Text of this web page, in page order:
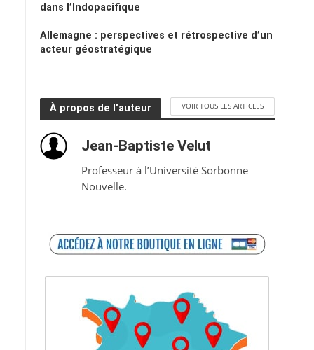
dans l’Indopacifique
Allemagne : perspectives et rétrospective d’un
acteur géostratégique
À propos de l'auteur VOIR TOUS LES ARTICLES
Jean-Baptiste Velut
Professeur à l’Université Sorbonne
Nouvelle.